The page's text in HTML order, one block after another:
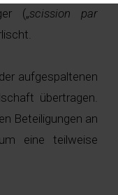
(„scission par
aufgespaltenen
übertragen.
Beteiligungen an
eine teilweise